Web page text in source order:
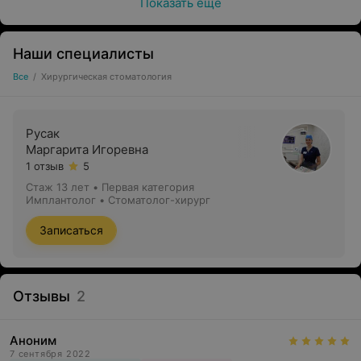
Наши специалисты
Все / Хирургическая стоматология
Русак
Маргарита Игоревна
1 отзыв
5
Стаж 13 лет • Первая категория
Имплантолог • Стоматолог-хирург
Записаться
Отзывы 2
Аноним
7 сентября 2022